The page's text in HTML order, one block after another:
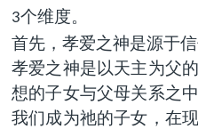
3个维度。
首先，孝爱之神是源于信
孝爱之神是以天主为父
想的子女与父母关系之
我们成为祂的子女，在